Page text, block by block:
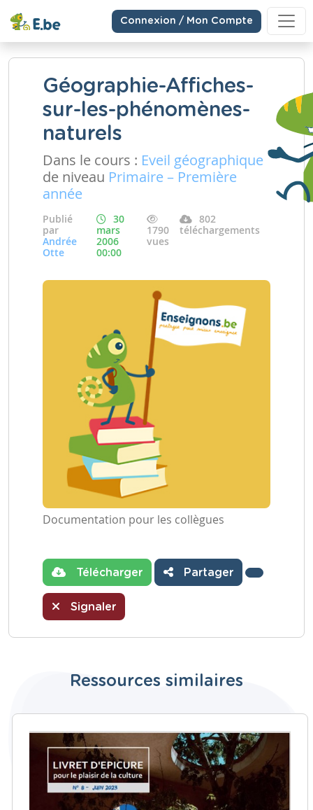
Connexion / Mon Compte
Géographie-Affiches-
sur-les-phénomènes-
naturels
Dans le cours : Eveil géographique
de niveau Primaire – Première
année
Publié
par
Andrée
Otte
30
mars
2006
00:00
1790
vues
802
téléchargements
Documentation pour les collègues
Télécharger Partager
Signaler
Ressources similaires